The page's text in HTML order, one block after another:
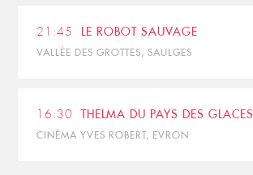
21:45 LE ROBOT SAUVAGE
VALLÉE DES GROTTES, SAULGES
16:30 THELMA DU PAYS DES GLACES
CINÉMA YVES ROBERT, EVRON